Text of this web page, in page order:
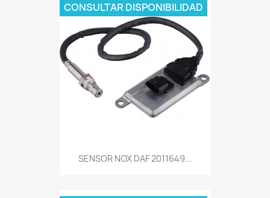
SENSOR NOX DAF 2011649...
CONSULTAR DISPONIBILIDAD